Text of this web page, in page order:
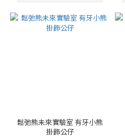
鬆弛熊未來實驗室 有牙小熊
掛飾公仔